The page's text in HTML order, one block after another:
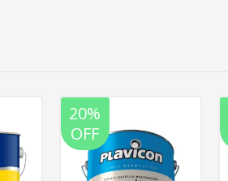
20%
OFF